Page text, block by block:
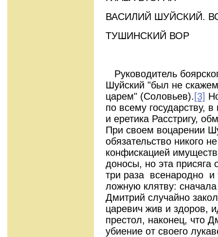
ВАСИЛИЙ ШУЙСКИЙ.
ТУШИНСКИЙ ВОР
Руководитель
Шуйский "был не
царем" (Соловьев). [3]
по всему государству,
и еретика Расстригу,
При своем воцарении
обязательство никого
конфискацией
доносы, но эта
три раза всенародно и
ложную клятву:
Дмитрий случайно
царевич жив и здоров,
престол, наконец, что
убиение от своего